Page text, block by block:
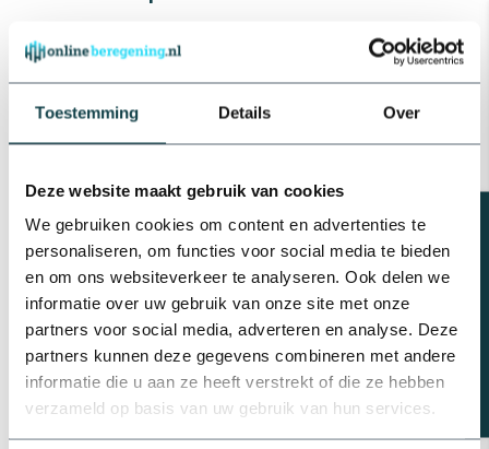
Toestemming Details Over
Deze website maakt gebruik van cookies
We gebruiken cookies om content en advertenties te
personaliseren, om functies voor social media te bieden
en om ons websiteverkeer te analyseren. Ook delen we
informatie over uw gebruik van onze site met onze
partners voor social media, adverteren en analyse. Deze
partners kunnen deze gegevens combineren met andere
informatie die u aan ze heeft verstrekt of die ze hebben
verzameld op basis van uw gebruik van hun services.
HRD 100/25
Op voorraad
€375,25
Ebara Ebara zelfaanzuigende
Op voorraad
Transparante zuigslang | 5
meter
Op voorraad
€99,75
Profec RVS super slangklem |
19 t/m 40 mm
Op voorraad
€11,71
Beregeningsplan?